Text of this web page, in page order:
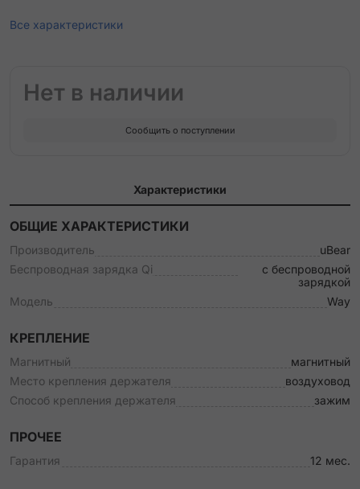
Все характеристики
Нет в наличии
Сообщить о поступлении
Характеристики
ОБЩИЕ ХАРАКТЕРИСТИКИ
Производитель
uBear
Беспроводная зарядка Qi
с беспроводной
зарядкой
Модель
Way
КРЕПЛЕНИЕ
Магнитный
магнитный
Место крепления держателя
воздуховод
Способ крепления держателя
зажим
ПРОЧЕЕ
Гарантия 12 мес.